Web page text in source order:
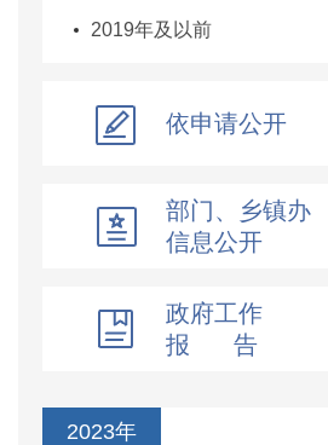
2019年及以前
依申请公开
部门、乡镇办
信息公开
政府工作
报 告
2023年